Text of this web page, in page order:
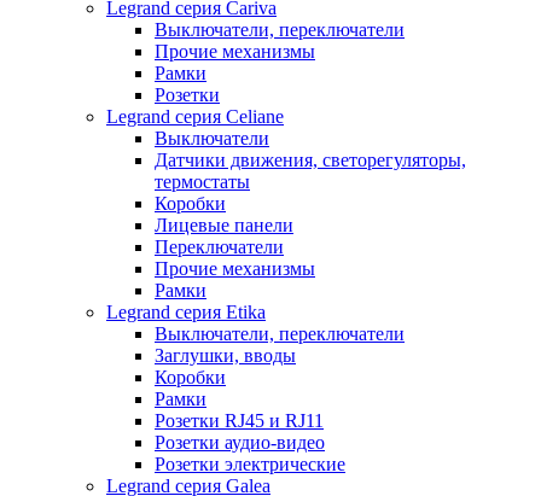
Legrand серия Cariva
Выключатели, переключатели
Прочие механизмы
Рамки
Розетки
Legrand серия Celiane
Выключатели
Датчики движения, светорегуляторы,
термостаты
Коробки
Лицевые панели
Переключатели
Прочие механизмы
Рамки
Legrand серия Etika
Выключатели, переключатели
Заглушки, вводы
Коробки
Рамки
Розетки RJ45 и RJ11
Розетки аудио-видео
Розетки электрические
Legrand серия Galea